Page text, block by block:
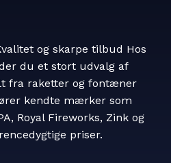
og skarpe tilbud Hos
du et stort udvalg af
fra raketter og fontæner
kendte mærker som
Royal Fireworks, Zink og
priser.